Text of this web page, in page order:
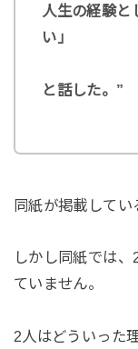
人生の経験と
い」
と話した。”
同紙が掲載してい
しかし同紙では
ていません。
2人はどういった